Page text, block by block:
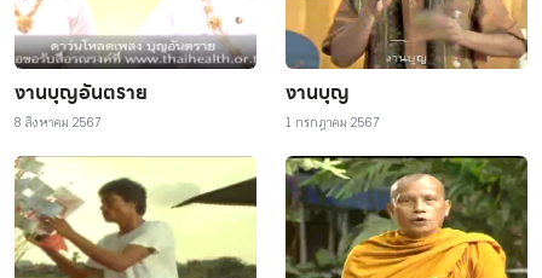
งานบุญอันตราย
8 สิงหาคม 2567
งานบุญ
1 กรกฎาคม 2567